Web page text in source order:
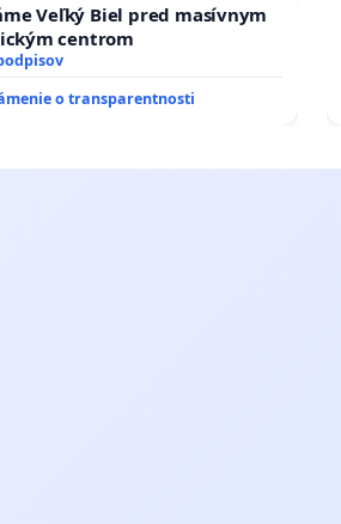
Veľký Biel pred masívnym
centrom
o transparentnosti